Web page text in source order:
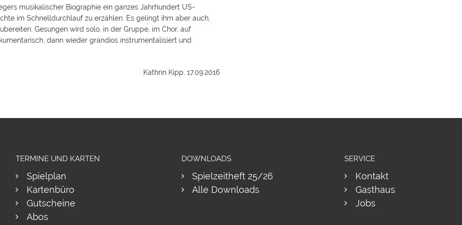
musikalischer Biographie ein ganzes Jahrhundert US-
im Schnelldurchlauf zu erzählen. Es gelingt ihm aber auch,
Gesungen wird solo, in der Gruppe, im Chor, auf
dann wieder grandios instrumentalisiert und
Kathrin Kipp, 17.09.2016
TERMINE UND KARTEN
Spielplan
Kartenbüro
Gutscheine
Abos
DOWNLOADS
Spielzeitheft 25/26
Alle Downloads
SERVICE
Kontakt
Gasthaus
Jobs